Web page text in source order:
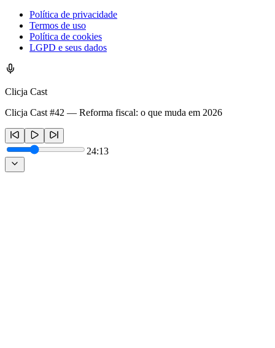
Política de privacidade
Termos de uso
Política de cookies
LGPD e seus dados
Clicja Cast
Clicja Cast #42 — Reforma fiscal: o que muda em 2026
24:13